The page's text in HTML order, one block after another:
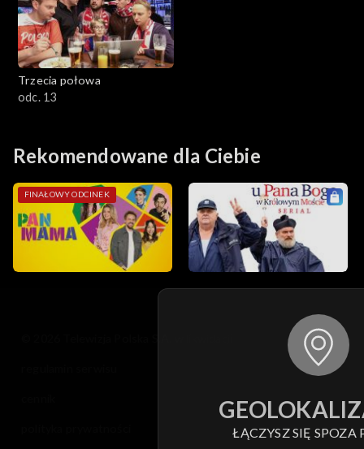
Trzecia połowa
odc. 13
Rekomendowane dla Ciebie
FINAŁOWY ODCINEK
ŁĄCZYSZ SIĘ SPOZA